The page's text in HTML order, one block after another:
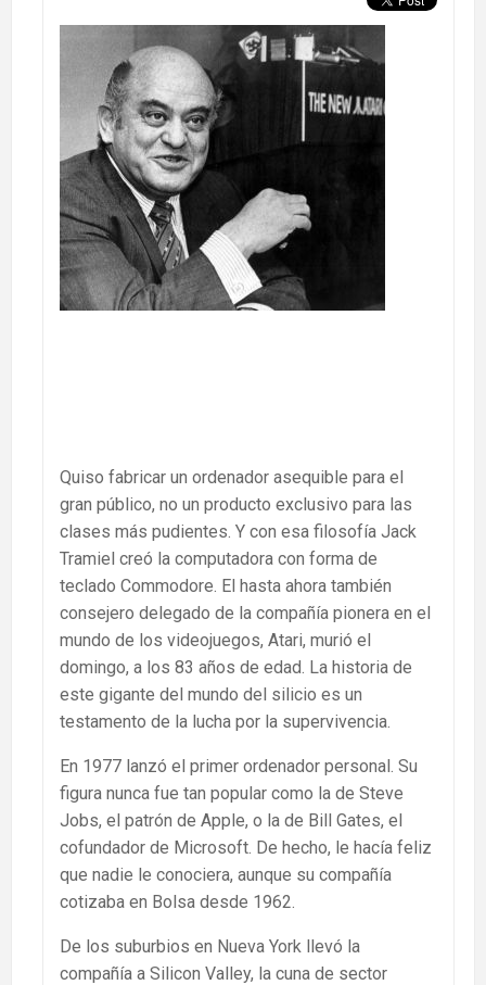
Quiso fabricar un ordenador asequible para el
gran público, no un producto exclusivo para las
clases más pudientes. Y con esa filosofía Jack
Tramiel creó la computadora con forma de
teclado Commodore. El hasta ahora también
consejero delegado de la compañía pionera en el
mundo de los videojuegos, Atari, murió el
domingo, a los 83 años de edad. La historia de
este gigante del mundo del silicio es un
testamento de la lucha por la supervivencia.
En 1977 lanzó el primer ordenador personal. Su
figura nunca fue tan popular como la de Steve
Jobs, el patrón de Apple, o la de Bill Gates, el
cofundador de Microsoft. De hecho, le hacía feliz
que nadie le conociera, aunque su compañía
cotizaba en Bolsa desde 1962.
De los suburbios en Nueva York llevó la
compañía a Silicon Valley, la cuna de sector